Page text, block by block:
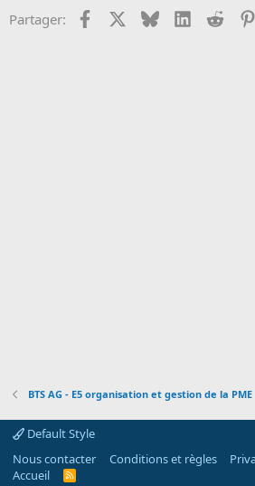
u
Partager: Facebook BlueskyLinkedInReddit
BTS AG - E5 organisation et gestion de la PME
Default Style
Nous contacter
Conditions et règles
Accueil
R